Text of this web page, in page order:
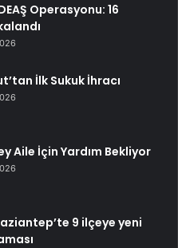
Operasyonu: 16
İlk Sukuk İhracı
Aile İçin Yardım Bekliyor
9 ilçeye yeni